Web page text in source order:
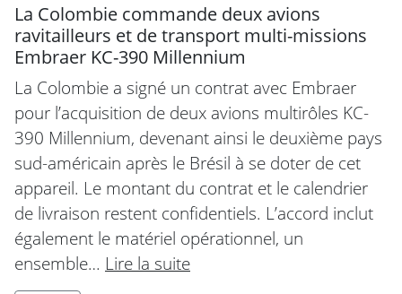
La Colombie commande deux avions
ravitailleurs et de transport multi-missions
Embraer KC-390 Millennium
La Colombie a signé un contrat avec Embraer
pour l’acquisition de deux avions multirôles KC-
390 Millennium, devenant ainsi le deuxième pays
sud-américain après le Brésil à se doter de cet
appareil. Le montant du contrat et le calendrier
de livraison restent confidentiels. L’accord inclut
également le matériel opérationnel, un
ensemble… Lire la suite